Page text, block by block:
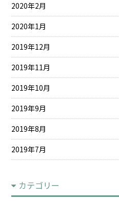
2020年2月
2020年1月
2019年12月
2019年11月
2019年10月
2019年9月
2019年8月
2019年7月
カテゴリー